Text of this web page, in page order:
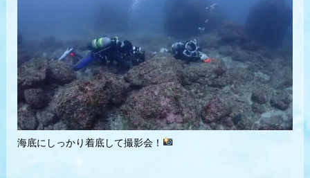
海底にしっかり着底して撮影会！